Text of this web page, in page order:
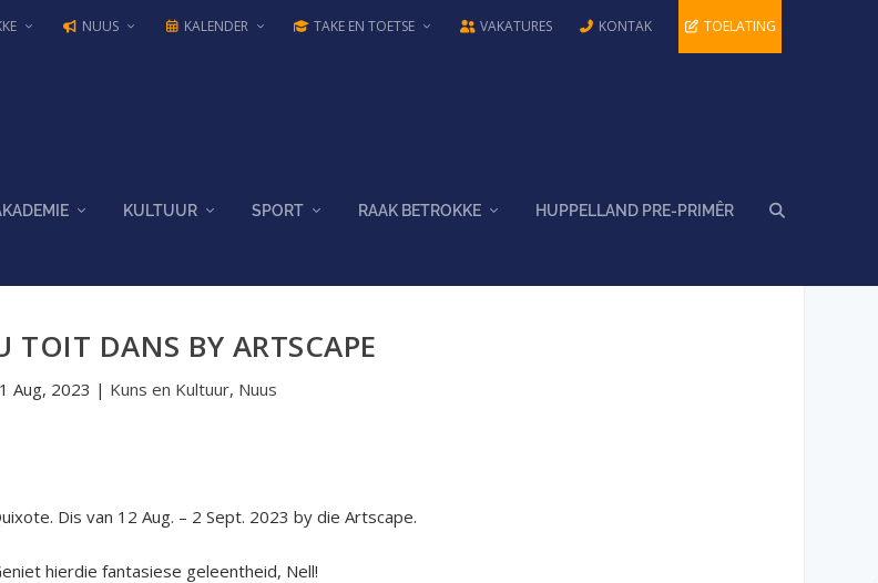
NUUS KALENDER TAKE EN TOETSE VAKATURES KONTAK TOELATING
KULTUUR SPORT RAAK BETROKKE HUPPELLAND PRE-PRIMÊR
TOIT DANS BY ARTSCAPE
Aug, 2023 | Kuns en Kultuur, Nuus
Dis van 12 Aug. – 2 Sept. 2023 by die Artscape.
hierdie fantasiese geleentheid, Nell!